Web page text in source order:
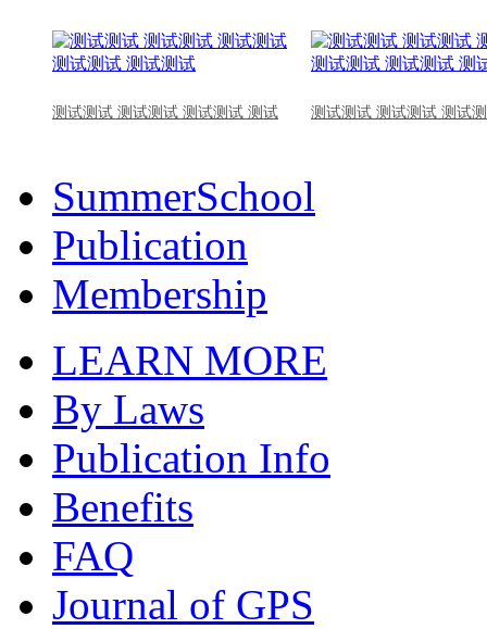
测试测试 测试测试 测试测试 测试 测试测试 测试测试 测试
SummerSchool
Publication
Membership
LEARN MORE
By Laws
Publication Info
Benefits
FAQ
Journal of GPS